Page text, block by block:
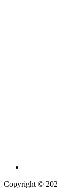
Copyright ©